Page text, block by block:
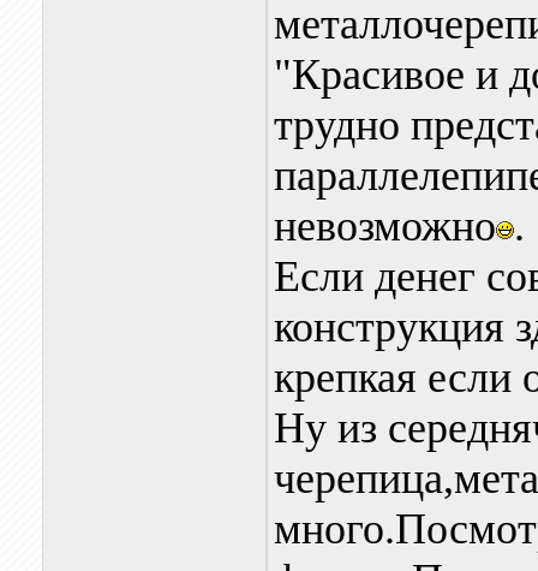
"Красивое и
трудно
невозможно .
Если денег
конструкция
крепкая если
Ну из